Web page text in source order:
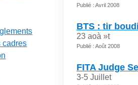
cadres
Publié : Avril 2008
BTS : tir
23 aoà »t
Publié : Août 2008
FITA Judge
3-5 Juillet